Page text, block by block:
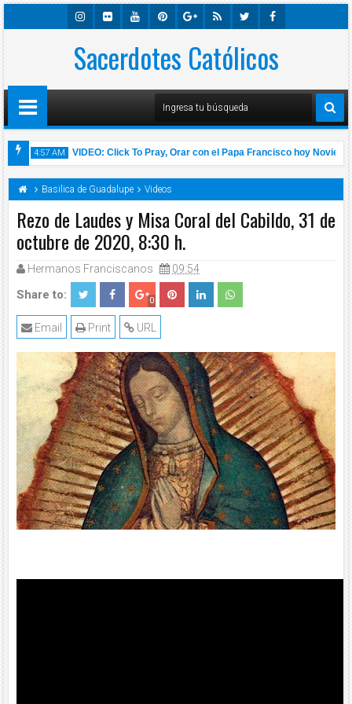
Gra R Be Est E-
Plus
R Ook
Sacerdotes Católicos
4:57 AM
14 2020
VIDEO: Click To Pray, Orar con el Papa Francisco hoy
Yepes
Basilica de Guadalupe Videos
Rezo de Laudes y Misa Coral del Cabildo, 31 de
octubre de 2020, 8:30 h.
Hermanos Franciscanos 09:54
Share to: 0
URL
Print
Email